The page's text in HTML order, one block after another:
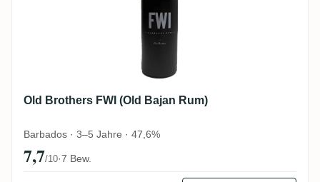
Old Brothers FWI (Old Bajan Rum)
Barbados · 3–5 Jahre · 47,6%
7,7/10·7 Bew.